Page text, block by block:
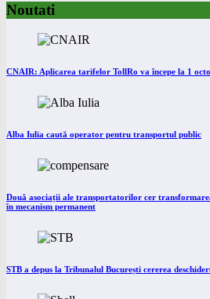
Noutati
CNAIR: Aplicarea tarifelor TollRo va începe la 1
Alba Iulia caută operator pentru transportul public
Două asociații ale transportatorilor cer
în mecanism permanent
STB a depus la Tribunalul București cererea